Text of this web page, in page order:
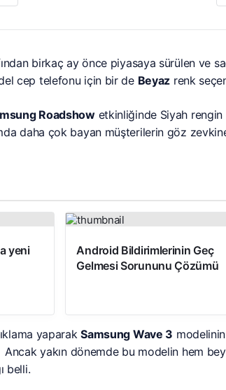
birkaç ay önce piyasaya sürülen ve
cep telefonu için bir de Beyaz renk
Roadshowetkinliğinde Siyah rengin
daha çok bayan müşterilerin göz
yeni
Android Bildirimlerinin Geç
Gelmesi Sorununu Çözümü
yaparakSamsung Wave 3
Ancak yakın dönemde bu modelin hem
belli.